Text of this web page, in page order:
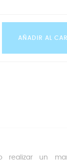
AÑADIR AL
un